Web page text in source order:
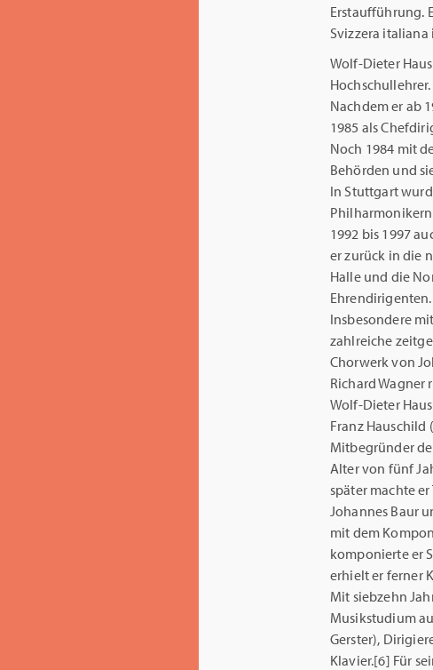
Erstaufführung.
Svizzera
Wolf-Dieter
Hochschullehrer.
Nachdem er ab
1985 als
Noch 1984 mit
Behörden und
In Stuttgart
1992 bis 1997
er zurück in die
Halle und die
Ehrendirigenten.
Insbesondere
zahlreiche
Chorwerk von
Richard Wagner
Wolf-Dieter
Franz Hauschild
Mitbegründer
Alter von fünf
später machte
Johannes Baur
mit dem
komponierte er
erhielt er ferner
Mit siebzehn
Musikstudium
Gerster),
Klavier.[6] Für